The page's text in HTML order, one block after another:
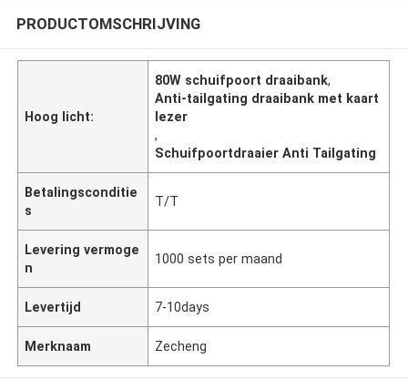
PRODUCTOMSCHRIJVING
Hoog licht:
80W schuifpoort draaibank,
Anti-tailgating draaibank met kaart
lezer
,
Schuifpoortdraaier Anti Tailgating
Betalingsconditie
s
T/T
Levering vermoge
n
1000 sets per maand
Levertijd 7-10days
Merknaam Zecheng